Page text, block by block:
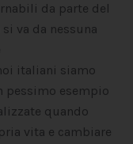
da parte del
va da nessuna
italiani siamo
pessimo esempio
quando
vita e cambiare